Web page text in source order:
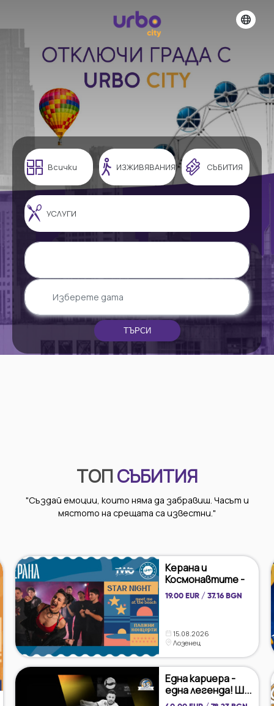
Всички ИЗЖИВЯВАНИЯ СЪБИТИЯ
УСЛУГИ
ТЪРСИ
ТОПСЪБИТИЯ
"Създай емоции, които няма да забравиш. Часът и
мястото на срещата са известни."
Керана и
Космонавтите -
МОРЕ И...
19.00 EUR / 37.16 BGN
15.08.2026
Лозенец
Една кариера -
една легенда! Ш...